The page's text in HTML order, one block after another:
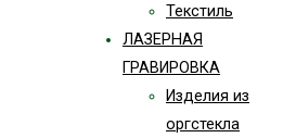
Текстиль
ЛАЗЕРНАЯ
ГРАВИРОВКА
Изделия из
оргстекла